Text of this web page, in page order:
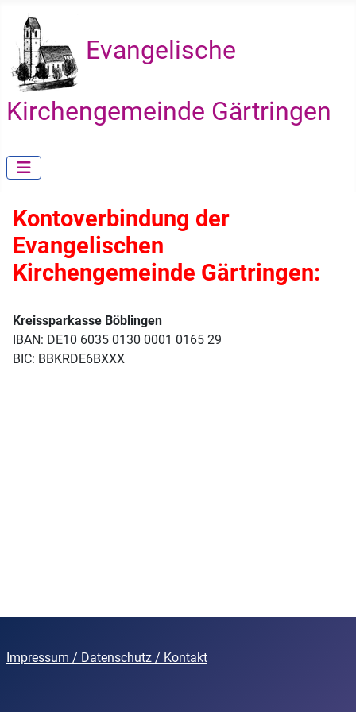
Evangelische
Kirchengemeinde Gärtringen
Kontoverbindung der
Evangelischen
Kirchengemeinde Gärtringen:
Kreissparkasse Böblingen
IBAN: DE10 6035 0130 0001 0165 29
BIC: BBKRDE6BXXX
Impressum / Datenschutz / Kontakt